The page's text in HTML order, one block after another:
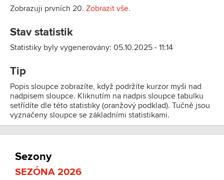
Zobrazuji prvních 20. Zobrazit vše.
Stav statistik
Statistiky byly vygenerovány: 05.10.2025 - 11:14
Tip
Popis sloupce zobrazíte, když podržíte kurzor myši nad
nadpisem sloupce. Kliknutím na nadpis sloupce tabulku
setřídíte dle této statistiky (oranžový podklad). Tučně jsou
vyznačeny sloupce se základními statistikami.
Sezony
SEZÓNA 2026